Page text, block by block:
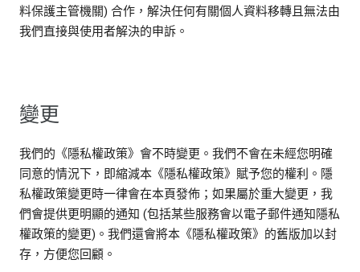
料保護主管機關) 合作，解決任何有關個人資料移轉且無法由
我們直接與使用者解決的申訴。
變更
我們的《隱私權政策》會不時變更。我們不會在未經您明確
同意的情況下，即縮減本《隱私權政策》賦予您的權利。隱
私權政策變更時一律會在本頁發佈；如果屬於重大變更，我
們會提供更明顯的通知 (包括某些服務會以電子郵件通知隱私
權政策的變更)。我們還會將本《隱私權政策》的舊版加以封
存，方便您回顧。